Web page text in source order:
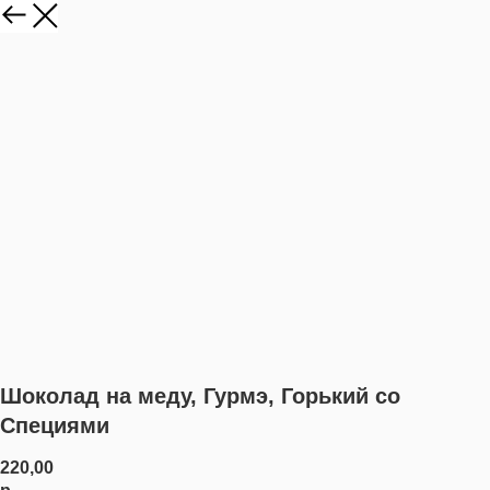
Шоколад на меду, Гурмэ, Горький со
Специями
220,00